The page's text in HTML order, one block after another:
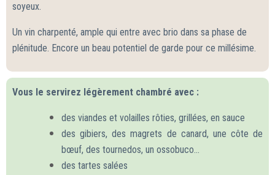
soyeux.
Un vin charpenté, ample qui entre avec brio dans sa phase de
plénitude. Encore un beau potentiel de garde pour ce millésime.
Vous le servirez légèrement chambré avec :
des viandes et volailles rôties, grillées, en sauce
des gibiers, des magrets de canard, une côte de
bœuf, des tournedos, un ossobuco…
des tartes salées